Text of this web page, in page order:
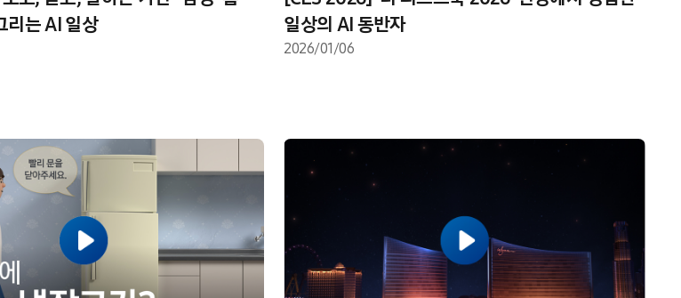
리는 AI 일상
일상의 AI 동반자
2026/01/06